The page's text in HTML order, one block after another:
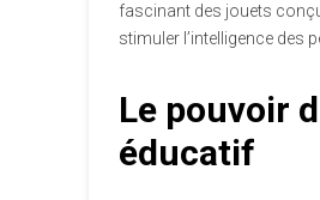
fascinant des jouets
stimuler l’intelligence des
Le pouvoir
éducatif